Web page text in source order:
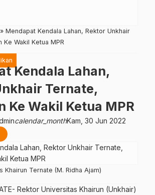
» Mendapat Kendala Lahan, Rektor Unkhair
Ke Wakil Ketua MPR
Kendala Lahan,
Ternate,
Ke Wakil Ketua MPR
calendar_monthKam, 30 Jun 2022
Khairun Ternate (M. Ridha Ajam)
Rektor Universitas Khairun (Unkhair)